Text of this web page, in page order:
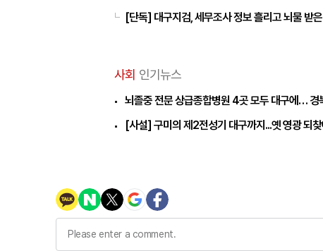
[단독] 대구지검, 세무조사 정보 흘리고 뇌물 받
사회 인기뉴스
뇌졸중 전문 상급종합병원 4곳 모두 대구에… 경
[사설] 구미의 제2전성기 대구까지...옛 영광 되